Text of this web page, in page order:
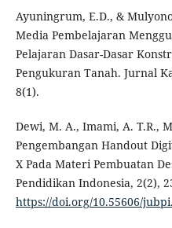
Ayuningrum, E.D., &
Media Pembelajaran
Pelajaran Dasar-Dasar
Pengukuran Tanah. Jurnal
8(1).
Dewi, M. A., Imami, A. T.R.,
Pengembangan Handout
X Pada Materi Pembuatan
Pendidikan Indonesia, 2(2),
https://doi.org/10.55606/